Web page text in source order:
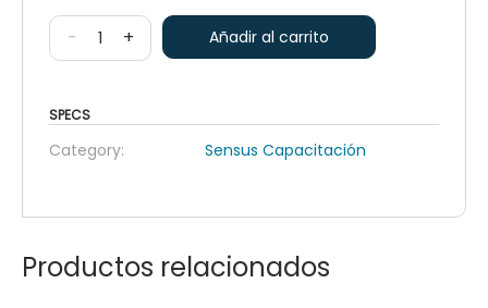
- + Añadir al carrito
SPECS
Category: Sensus Capacitación
Productos relacionados